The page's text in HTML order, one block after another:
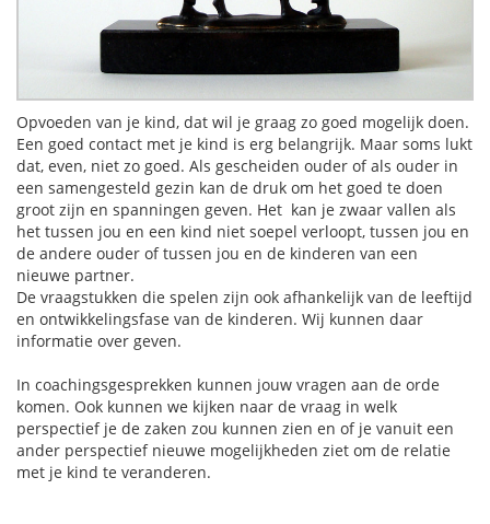
Opvoeden van je kind, dat wil je graag zo goed mogelijk doen.
Een goed contact met je kind is erg belangrijk. Maar soms lukt
dat, even, niet zo goed. Als gescheiden ouder of als ouder in
een samengesteld gezin kan de druk om het goed te doen
groot zijn en spanningen geven. Het kan je zwaar vallen als
het tussen jou en een kind niet soepel verloopt, tussen jou en
de andere ouder of tussen jou en de kinderen van een
nieuwe partner.
De vraagstukken die spelen zijn ook afhankelijk van de leeftijd
en ontwikkelingsfase van de kinderen. Wij kunnen daar
informatie over geven.
In coachingsgesprekken kunnen jouw vragen aan de orde
komen. Ook kunnen we kijken naar de vraag in welk
perspectief je de zaken zou kunnen zien en of je vanuit een
ander perspectief nieuwe mogelijkheden ziet om de relatie
met je kind te veranderen.